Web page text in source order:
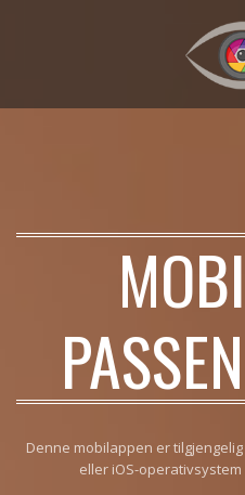
Denne mobilappen er
eller iOS-